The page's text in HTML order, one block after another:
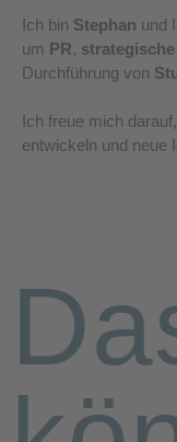
Ich bin Stephan und
um PR,
Durchführung von
Ich freue mich
entwickeln und neue